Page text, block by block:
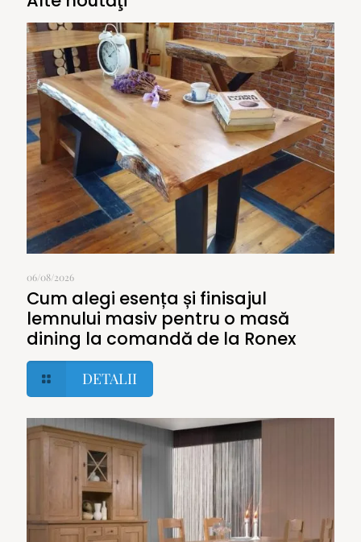
06/08/2026
Cum alegi esența și finisajul
lemnului masiv pentru o masă
dining la comandă de la Ronex
DETALII